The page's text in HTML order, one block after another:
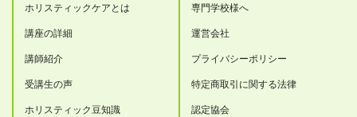
ホリスティックケアとは
講座の詳細
講師紹介
受講生の声
ホリスティック豆知識
専門学校様へ
運営会社
プライバシーポリシー
特定商取引に関する法律
認定協会